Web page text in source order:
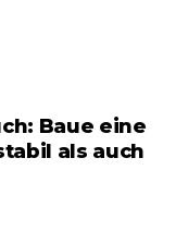
Baue eine
als auch